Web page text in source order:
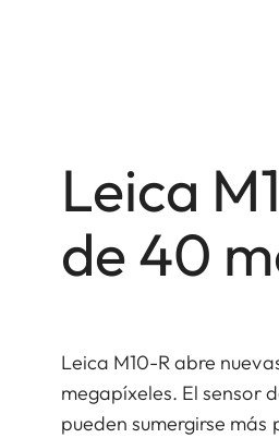
Leica
de 40
Leica M10-R abre
megapíxeles. El sensor
pueden sumergirse